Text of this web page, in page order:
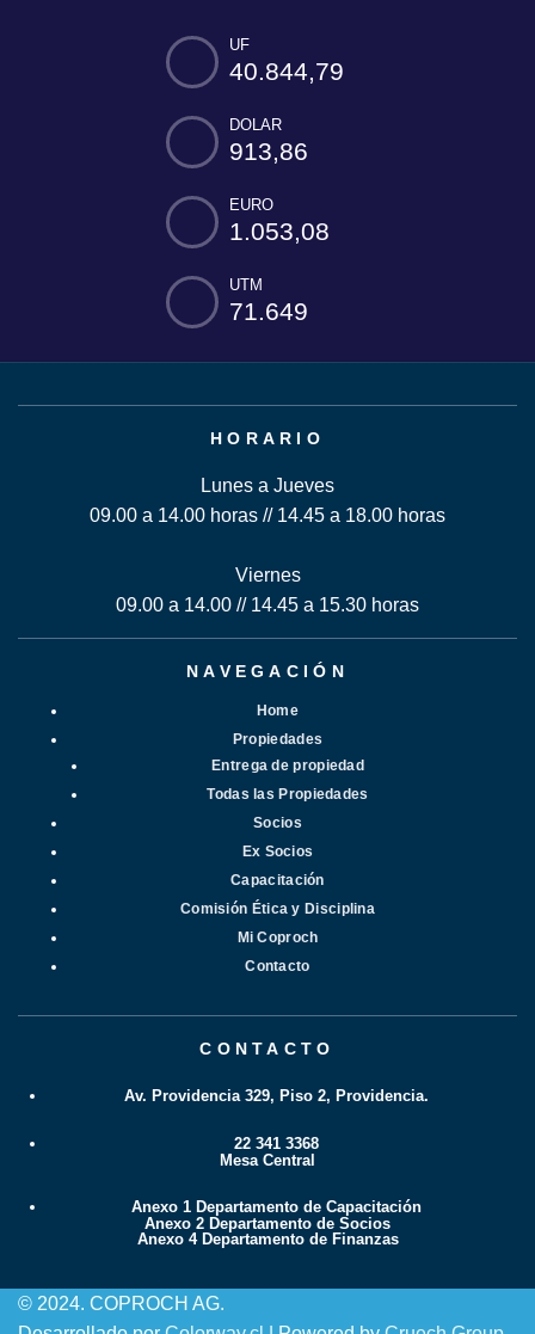
UF
40.844,79
DOLAR
913,86
EURO
1.053,08
UTM
71.649
HORARIO
Lunes a Jueves
09.00 a 14.00 horas // 14.45 a 18.00 horas
Viernes
09.00 a 14.00 // 14.45 a 15.30 horas
NAVEGACIÓN
Home
Propiedades
Entrega de propiedad
Todas las Propiedades
Socios
Ex Socios
Capacitación
Comisión Ética y Disciplina
Mi Coproch
Contacto
CONTACTO
Av. Providencia 329, Piso 2, Providencia.
22 341 3368
Mesa Central
Anexo 1 Departamento de Capacitación
Anexo 2 Departamento de Socios
Anexo 4 Departamento de Finanzas
© 2024. COPROCH AG.